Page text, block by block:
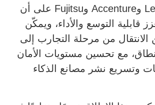
وCisco وLenovo وAccenture وFujitsu على أن
قابلية التوسع والأداء، ويمكّن
من مرحلة التجارب إلى
مع تحسين مستويات الأمان
وتسريع نشر مصانع الذكاء